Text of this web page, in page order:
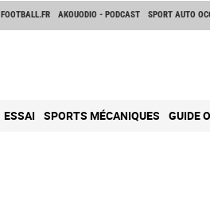
FOOTBALL.FR AKOUODIO - PODCAST SPORT AUTO
ESSAI SPORTS MÉCANIQUES GUIDE